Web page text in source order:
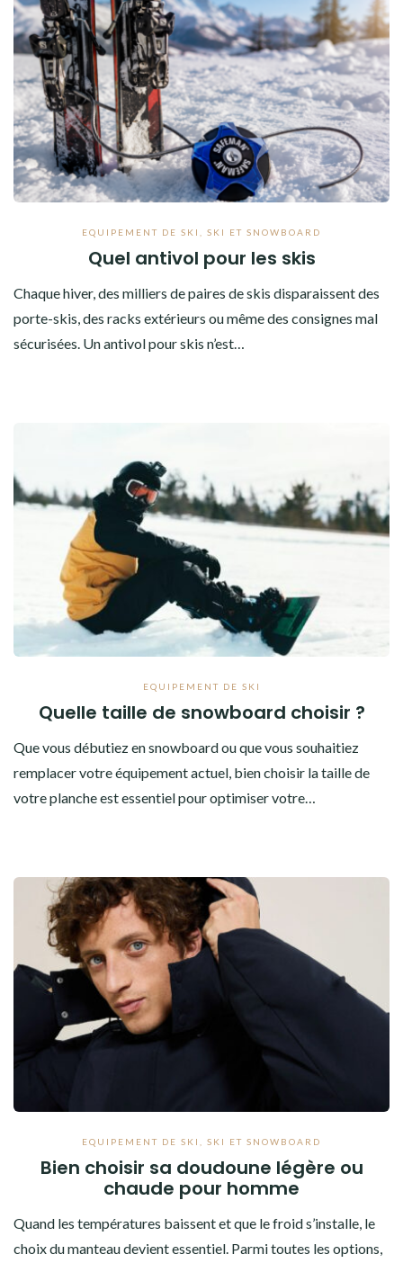
EQUIPEMENT DE SKI SKI ET SNOWBOARD
Quel antivol pour les skis
Chaque hiver, des milliers de paires de skis disparaissent des
porte-skis, des racks extérieurs ou même des consignes mal
sécurisées. Un antivol pour skis n’est…
EQUIPEMENT DE SKI
Quelle taille de snowboard choisir ?
Que vous débutiez en snowboard ou que vous souhaitiez
remplacer votre équipement actuel, bien choisir la taille de
votre planche est essentiel pour optimiser votre…
EQUIPEMENT DE SKI SKI ET SNOWBOARD
Bien choisir sa doudoune légère ou
chaude pour homme
Quand les températures baissent et que le froid s’installe, le
choix du manteau devient essentiel. Parmi toutes les options,
BIVOUAC
FAUNE & FLORE
CYCLISME
AUTRES SPORTS